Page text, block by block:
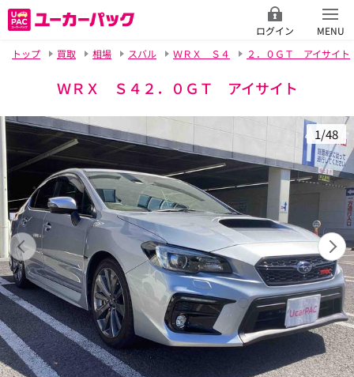
ログイン
MENU
トップ
買取 相場 スバル ＷＲＸ Ｓ４ ２．０ＧＴ アイサイト
ＷＲＸ Ｓ４２．０ＧＴ アイサイト
1/48